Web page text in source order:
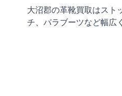
大沼郡の革靴買取はスト
チ、パラブーツなど幅広